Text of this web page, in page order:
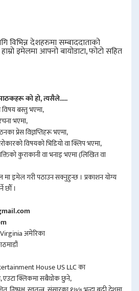
देशहरुमा सम्बाददाताको
इमेलमा आफ्नो बायोडाटा, फोटो सहित
को हो, त्यसैले.....
बस्तु भएमा,
भएमा,
प्रेस विज्ञप्तिहरू भएमा,
विषयको भिडियो वा क्लिप भएमा,
कुराकानी वा भनाइ भएमा (लिखित वा
इमेल गरी पठाउन सक्नुहुन्छ । प्रकाशन योग्य
छौँ ।
अमेरिका
House US LLC का
एउटा क्लिकमा सबैथोक छुने,